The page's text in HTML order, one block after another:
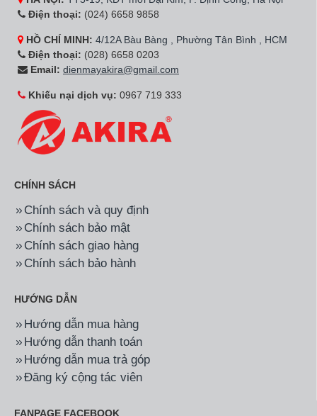
Điện thoại: (024) 6658 9858
HỒ CHÍ MINH: 4/12A Bàu Bàng , Phường Tân Bình , HCM
Điện thoại: (028) 6658 0203
Email: dienmayakira@gmail.com
Khiếu nại dịch vụ: 0967 719 333
CHÍNH SÁCH
Chính sách và quy định
Chính sách bảo mật
Chính sách giao hàng
Chính sách bảo hành
HƯỚNG DẪN
Hướng dẫn mua hàng
Hướng dẫn thanh toán
Hướng dẫn mua trả góp
Đăng ký cộng tác viên
FANPAGE FACEBOOK